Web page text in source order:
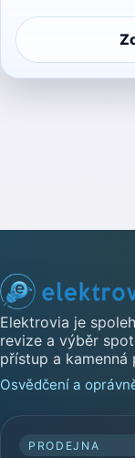
Elektrovia je
revize a výběr
přístup a kamenná
Osvědčení a
PRODEJNA